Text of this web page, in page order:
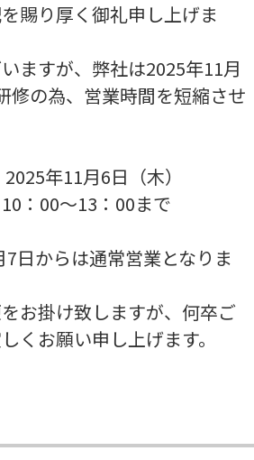
賜り厚く御礼申し上げま
ますが、弊社は2025年11月
修の為、営業時間を短縮させ
11月6日（木）
00～13：00まで
日からは通常営業となりま
お掛け致しますが、何卒ご
くお願い申し上げます。